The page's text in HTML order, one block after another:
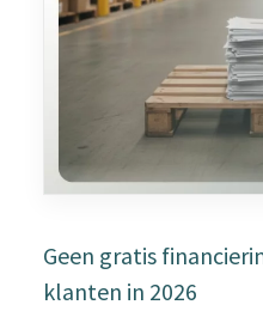
Geen gratis
klanten in 2026